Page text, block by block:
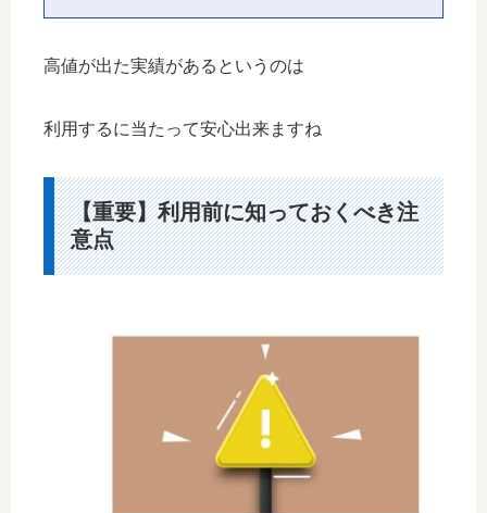
高値が出た実績があるというのは
利用するに当たって安心出来ますね
【重要】利用前に知っておくべき注
意点